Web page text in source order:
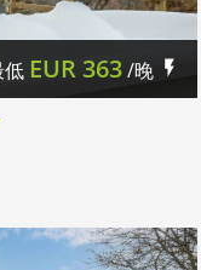
低 EUR363/晚